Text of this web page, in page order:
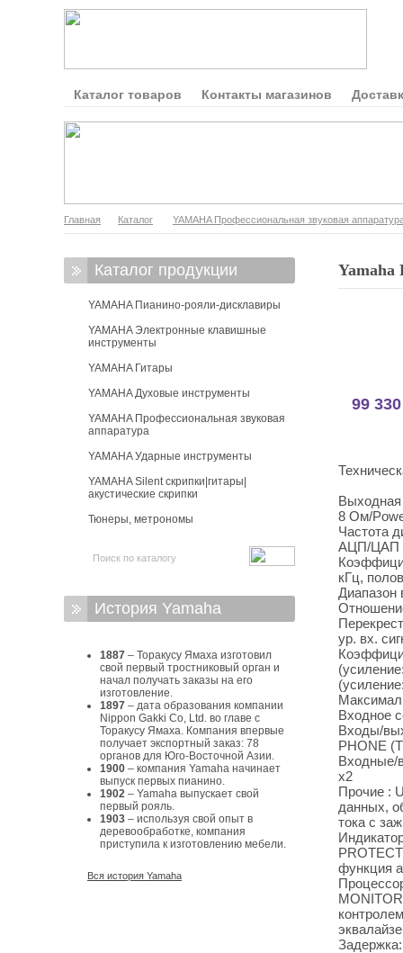
Каталог товаров Контакты магазинов
Главная Каталог YAMAHA Профессиональная звуковая
Каталог продукции
YAMAHA Пианино-рояли-дисклавиры
YAMAHA Электронные клавишные
инструменты
YAMAHA Гитары
YAMAHA Духовые инструменты
YAMAHA Профессиональная звуковая
аппаратура
YAMAHA Ударные инструменты
YAMAHA Silent скрипки|гитары|
акустические скрипки
Тюнеры, метрономы
История Yamaha
1887 – Торакусу Ямаха изготовил
свой первый тростниковый орган и
начал получать заказы на его
изготовление.
1897 – дата образования компании
Nippon Gakki Co, Ltd. во главе с
Торакусу Ямаха. Компания впервые
получает экспортный заказ: 78
органов для Юго-Восточной Азии.
1900 – компания Yamaha начинает
выпуск первых пианино.
1902 – Yamaha выпускает свой
первый рояль.
1903 – используя свой опыт в
деревообработке, компания
приступила к изготовлению мебели.
Вся история Yamaha
Yamaha
99
8 Ом/
Частота
АЦП/ЦАП
кГц,
Диапазон
ур. вх.
Входное
Входы/
PHONE
Входные/
x2
Прочие :
данных,
тока с
функция